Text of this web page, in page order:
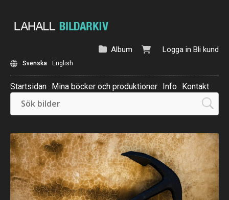
Logga in Bli kund
Album
Svenska English
Startsidan Mina böcker och produktioner Info Kontakt
Beställ: Kalender 2025